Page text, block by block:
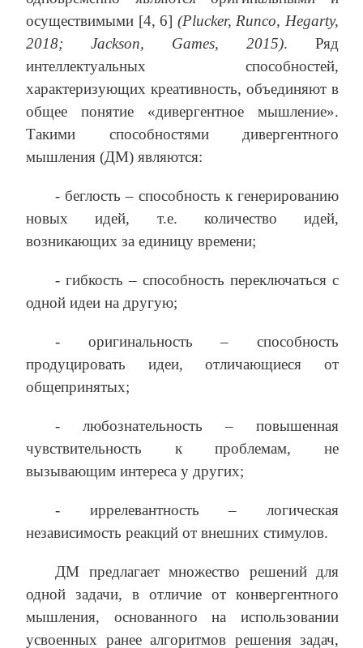
осуществимыми [4, 6] (Plucker, Runco, Hegarty,
2018; Jackson, Games, 2015). Ряд
интеллектуальных способностей,
характеризующих креативность, объединяют в
общее понятие «дивергентное мышление».
Такими способностями дивергентного
мышления (ДМ) являются:
- беглость – способность к генерированию
новых идей, т.е. количество идей,
возникающих за единицу времени;
- гибкость – способность переключаться с
одной идеи на другую;
- оригинальность – способность
продуцировать идеи, отличающиеся от
общепринятых;
- любознательность – повышенная
чувствительность к проблемам, не
вызывающим интереса у других;
- иррелевантность – логическая
независимость реакций от внешних стимулов.
ДМ предлагает множество решений для
одной задачи, в отличие от конвергентного
мышления, основанного на использовании
усвоенных ранее алгоритмов решения задач,